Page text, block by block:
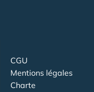
CGU
Mentions légales
Charte